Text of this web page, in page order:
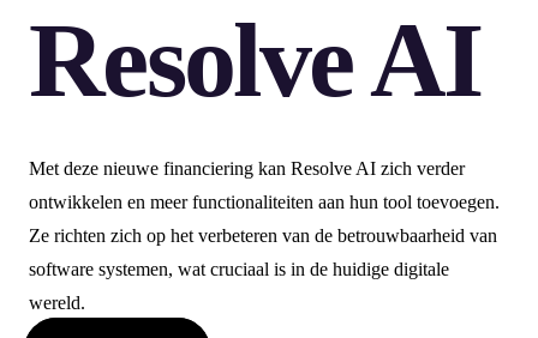
Resolve AI
Met deze nieuwe financiering kan Resolve AI zich verder
ontwikkelen en meer functionaliteiten aan hun tool toevoegen.
Ze richten zich op het verbeteren van de betrouwbaarheid van
software systemen, wat cruciaal is in de huidige digitale
wereld.